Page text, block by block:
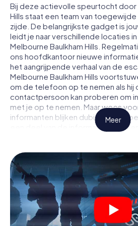
Bij deze actievolle speurtocht door
Hills staat een team van
zijde. De belangrijkste gadget is
leidt je naar verschillende locaties
Melbourne Baulkham Hills.
ons hoofdkantoor nieuwe
het aangrijpende verhaal van de
Melbourne Baulkham Hills
om de telefoon op te nemen als hij
contactpersoon kan proberen om
met je op te nemen. Maar wees
informanten blijken dubieuze
een deel van de informatie blijkt
Anders dan in een klassieke
Baulkham Hills zit je niet opgesloten
je jezelf binnen een bepaald
Met deze speurtocht met een
Melbourne Baulkham Hills jouw
voorwaarden voor jouw avontuur in
Meer